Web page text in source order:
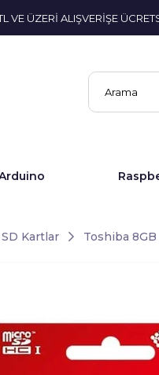
VE ÜZERİ ALIŞVERİŞE
SD Kartlar Toshiba